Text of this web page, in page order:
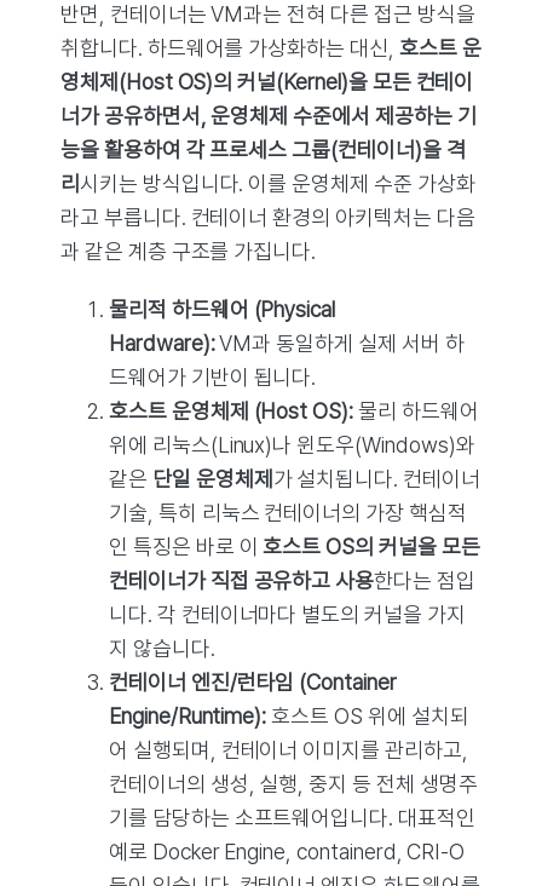
반면, 컨테이너는 VM과는 전혀 다른 접근 방식을
취합니다. 하드웨어를 가상화하는 대신, 호스트 운
영체제(Host OS)의 커널(Kernel)을 모든 컨테이
너가 공유하면서, 운영체제 수준에서 제공하는 기
능을 활용하여 각 프로세스 그룹(컨테이너)을 격
리시키는 방식입니다. 이를 운영체제 수준 가상화
라고 부릅니다. 컨테이너 환경의 아키텍처는 다음
과 같은 계층 구조를 가집니다.
물리적 하드웨어 (Physical
Hardware):VM과 동일하게 실제 서버 하
드웨어가 기반이 됩니다.
호스트 운영체제 (Host OS): 물리 하드웨어
위에 리눅스(Linux)나 윈도우(Windows)와
같은 단일 운영체제 가 설치됩니다. 컨테이너
기술, 특히 리눅스 컨테이너의 가장 핵심적
인 특징은 바로 이호스트 OS의 커널을 모든
컨테이너가 직접 공유하고 사용한다는 점입
니다. 각 컨테이너마다 별도의 커널을 가지
지 않습니다.
컨테이너 엔진/런타임 (Container
Engine/Runtime):호스트 OS 위에 설치되
어 실행되며, 컨테이너 이미지를 관리하고,
컨테이너의 생성, 실행, 중지 등 전체 생명주
기를 담당하는 소프트웨어입니다. 대표적인
예로 Docker Engine, containerd, CRI-O